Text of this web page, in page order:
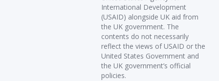
International Development
(USAID) alongside UK aid from
the UK government. The
contents do not necessarily
reflect the views of USAID or the
United States Government and
the UK government’s official
policies.